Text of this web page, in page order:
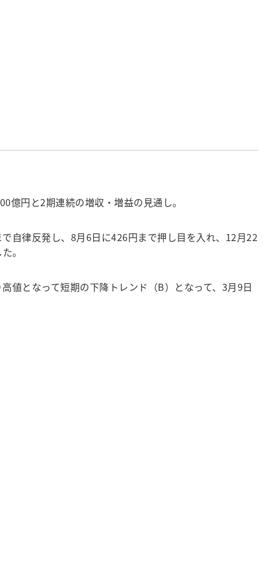
円と2期連続の増収・増益の見通し。
自律反発し、8月6日に426円まで押し目を入れ、12月22
。
値となって短期の下降トレンド（B）となって、3月9日